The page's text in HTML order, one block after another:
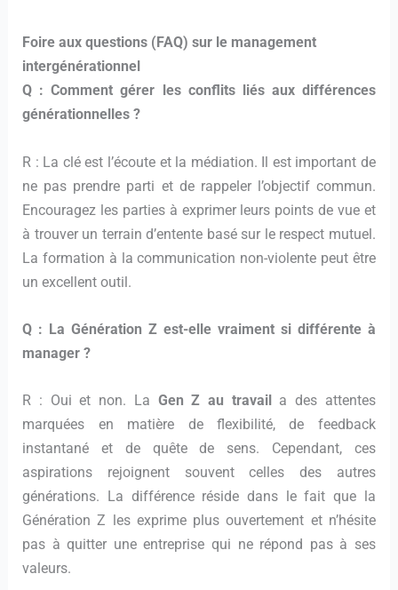
Foire aux questions (FAQ) sur le management
intergénérationnel
Q : Comment gérer les conflits liés aux différences
générationnelles ?
R : La clé est l’écoute et la médiation. Il est important de
ne pas prendre parti et de rappeler l’objectif commun.
Encouragez les parties à exprimer leurs points de vue et
à trouver un terrain d’entente basé sur le respect mutuel.
La formation à la communication non-violente peut être
un excellent outil.
Q : La Génération Z est-elle vraiment si différente à
manager ?
R : Oui et non. La Gen Z au travaila des attentes
marquées en matière de flexibilité, de feedback
instantané et de quête de sens. Cependant, ces
aspirations rejoignent souvent celles des autres
générations. La différence réside dans le fait que la
Génération Z les exprime plus ouvertement et n’hésite
pas à quitter une entreprise qui ne répond pas à ses
valeurs.